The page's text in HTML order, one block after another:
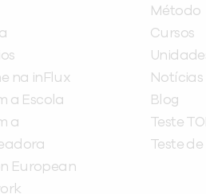
na inFlux
a Escola
a
European
Método
Cursos
Notícias
Blog
Teste
Teste